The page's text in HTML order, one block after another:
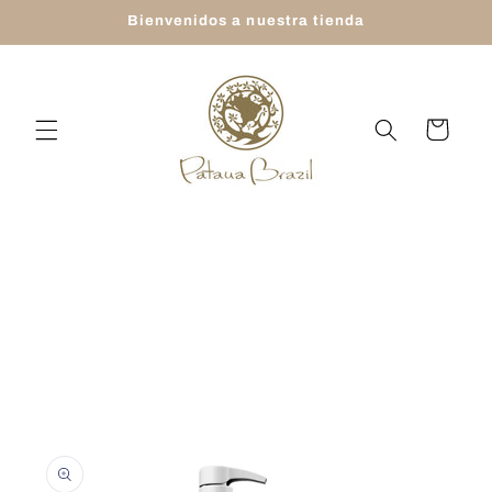
directamente
al contenido
Bienvenidos a nuestra tienda
Carrito